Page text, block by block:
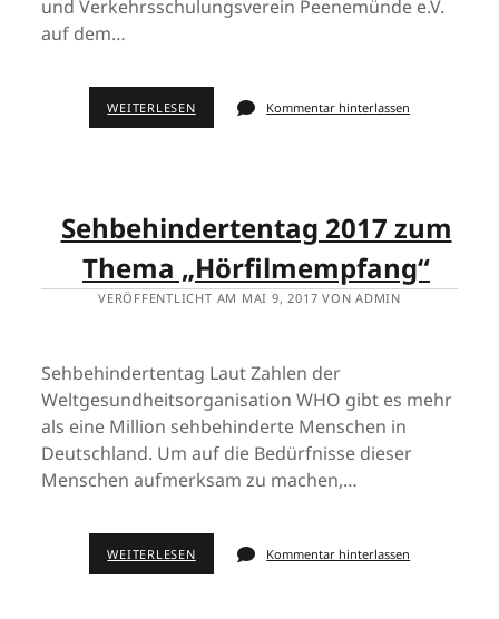
und Verkehrsschulungsverein Peenemünde e.V.
auf dem…
WEITERLESEN Kommentar hinterlassen
Sehbehindertentag 2017 zum
Thema „Hörfilmempfang“
VERÖFFENTLICHT AM MAI 9, 2017 VON ADMIN
Sehbehindertentag Laut Zahlen der
Weltgesundheitsorganisation WHO gibt es mehr
als eine Million sehbehinderte Menschen in
Deutschland. Um auf die Bedürfnisse dieser
Menschen aufmerksam zu machen,…
WEITERLESEN Kommentar hinterlassen